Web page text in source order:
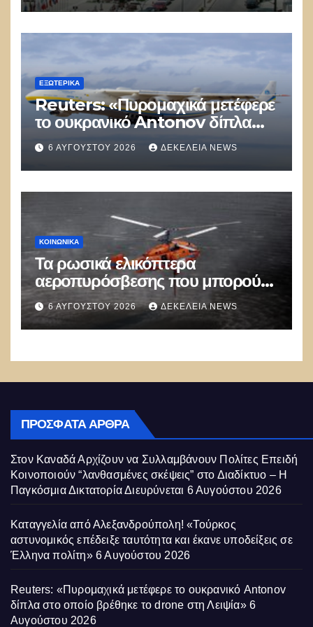
πολίτη»
ΕΞΩΤΕΡΙΚΑ
Reuters: «Πυρομαχικά μετέφερε
το ουκρανικό Antonov δίπλα
στο οποίο βρέθηκε το drone στη
Λειψία»
6 ΑΥΓΟΎΣΤΟΥ 2026 ΔΕΚΈΛΕΙΑ NEWS
ΚΟΙΝΩΝΙΚΑ
Τα ρωσικά ελικόπτερα
αεροπυρόσβεσης που μπορούν
να ρίχνουν 5 τόνους νερού με 8
μποφόρ
6 ΑΥΓΟΎΣΤΟΥ 2026 ΔΕΚΈΛΕΙΑ NEWS
ΠΡΌΣΦΑΤΑ ΆΡΘΡΑ
Στον Καναδά Αρχίζουν να Συλλαμβάνουν Πολίτες Επειδή
Κοινοποιούν “λανθασμένες σκέψεις” στο Διαδίκτυο – Η
Παγκόσμια Δικτατορία Διευρύνεται 6 Αυγούστου 2026
Καταγγελία από Αλεξανδρούπολη! «Τούρκος
αστυνομικός επέδειξε ταυτότητα και έκανε υποδείξεις σε
Έλληνα πολίτη» 6 Αυγούστου 2026
Reuters: «Πυρομαχικά μετέφερε το ουκρανικό Antonov
δίπλα στο οποίο βρέθηκε το drone στη Λειψία» 6
Αυγούστου 2026